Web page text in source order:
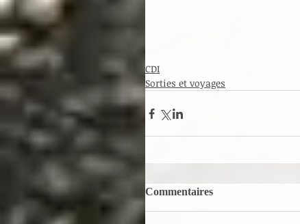
CDI
Sorties et voyages
Commentaires